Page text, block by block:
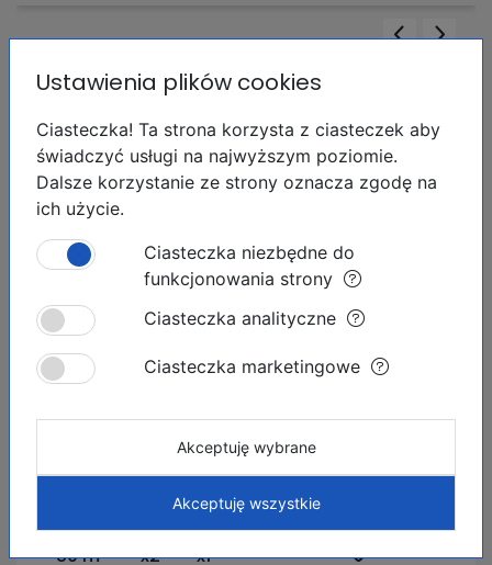
Torrevieja,Centro Ciudad
35 m²
ID:17138 167 500 €
RYNEK WTÓRNY
Torrevieja,Torreta
80 m² x2 x1
Ustawienia plików cookies
Ciasteczka! Ta strona korzysta z ciasteczek aby
świadczyć usługi na najwyższym poziomie.
Dalsze korzystanie ze strony oznacza zgodę na
ich użycie.
Ciasteczka niezbędne do
funkcjonowania strony
Ciasteczka analityczne
Ciasteczka marketingowe
Akceptuję wybrane
Akceptuję wszystkie